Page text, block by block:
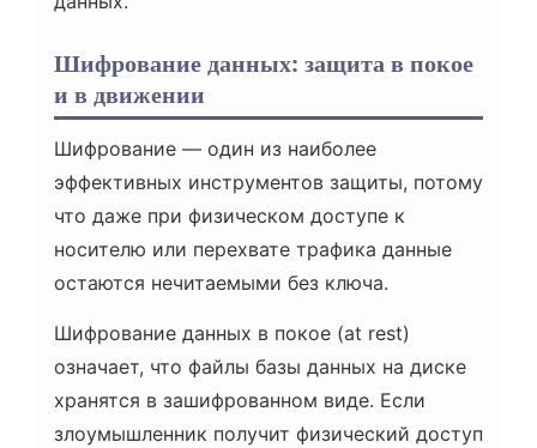
Шифрование данных: защита в покое
и в движении
Шифрование — один из наиболее
эффективных инструментов защиты, потому
что даже при физическом доступе к
носителю или перехвате трафика данные
остаются нечитаемыми без ключа.
Шифрование данных в покое (at rest)
означает, что файлы базы данных на диске
хранятся в зашифрованном виде. Если
злоумышленник получит физический доступ